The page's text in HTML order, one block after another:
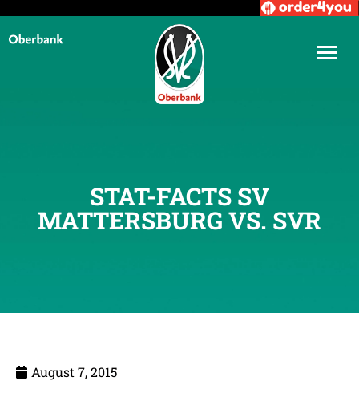
STAT-FACTS SV
MATTERSBURG VS. SVR
August 7, 2015